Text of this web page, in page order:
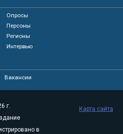
Опросы
Персоны
Регионы
Интервью
Вакансии
г.
в
Карта сайта